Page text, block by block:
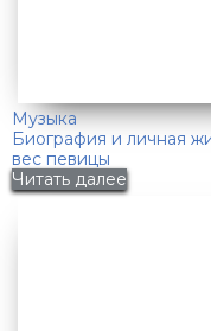
Музыка
Биография и личная
вес певицы
Читать далее